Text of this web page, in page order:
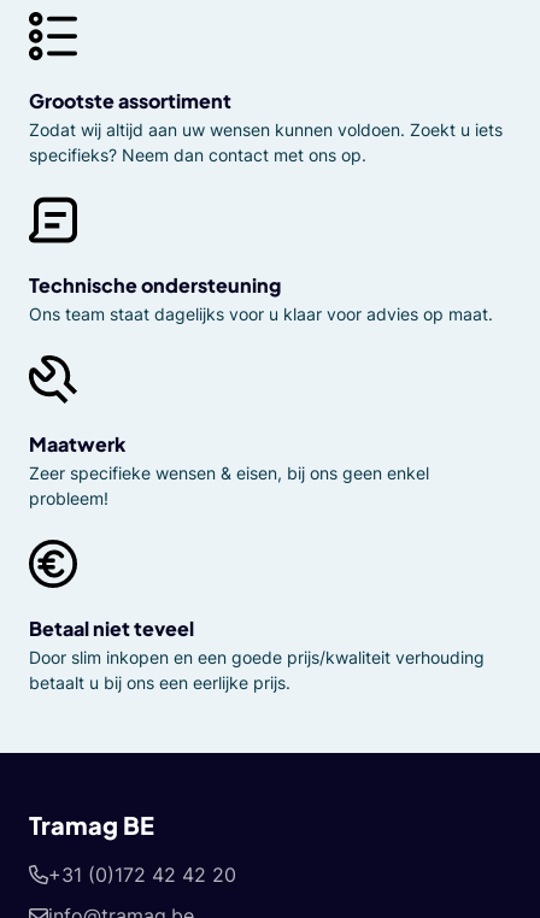
Grootste assortiment
Zodat wij altijd aan uw wensen kunnen voldoen. Zoekt u iets
specifieks? Neem dan contact met ons op.
Technische ondersteuning
Ons team staat dagelijks voor u klaar voor advies op maat.
Maatwerk
Zeer specifieke wensen & eisen, bij ons geen enkel
probleem!
Betaal niet teveel
Door slim inkopen en een goede prijs/kwaliteit verhouding
betaalt u bij ons een eerlijke prijs.
Tramag BE
+31 (0)172 42 42 20